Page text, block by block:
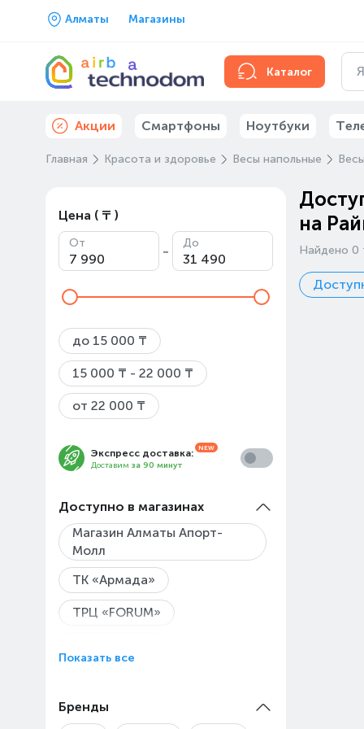
Алматы Магазины
Каталог
Акции Смартфоны Ноутбуки
Главная Красота и здоровье Весы напольные
Цена ( ₸ )
От - До
до 15 000 ₸
15 000 ₸ - 22 000 ₸
от 22 000 ₸
Экспресс доставка:
Доставим за 90 минут
Доступно в магазинах
Магазин Алматы Апорт-
Молл
ТК «Армада»
ТРЦ «FORUM»
Магазин Алматы Мега «Mega
Center Alma-Ata»
Показать все
Бренды
на
Найдено 0